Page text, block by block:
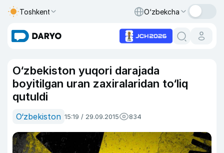
Toshkent O‘zbekcha
O‘zbekiston yuqori darajada
boyitilgan uran zaxiralaridan to‘liq
qutuldi
O‘zbekiston 15:19 / 29.09.2015 834